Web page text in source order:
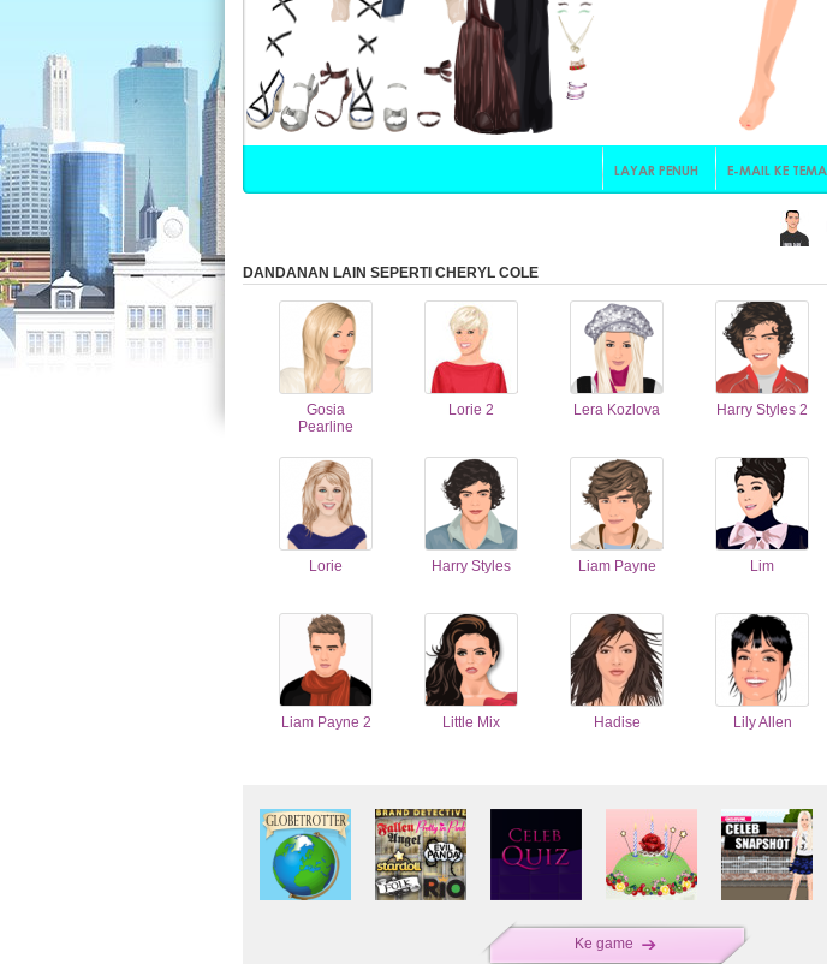
DANDANAN LAIN SEPERTI CHERYL COLE
Gosia
Pearline
Lorie 2 Lera Kozlova Harry Styles 2
Lorie Harry Styles Liam Payne Lim
Liam Payne 2 Little Mix Hadise Lily Allen
Ke game